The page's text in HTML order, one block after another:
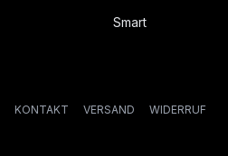
Smart
KONTAKT VERSAND WIDERRUF